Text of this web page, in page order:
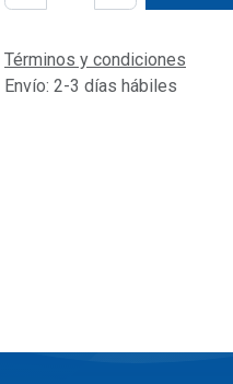
Términos y condiciones
Envío: 2-3 días hábiles